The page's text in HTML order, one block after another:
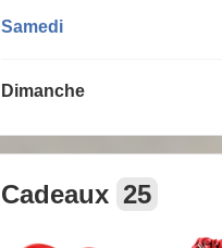
Samedi
Dimanche
Cadeaux 25